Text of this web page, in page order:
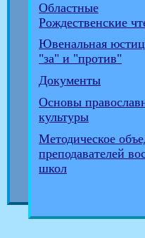
Областные
Рождественские
Ювенальная
"за" и "против"
Документы
Основы
культуры
Методическое
преподавателей
школ